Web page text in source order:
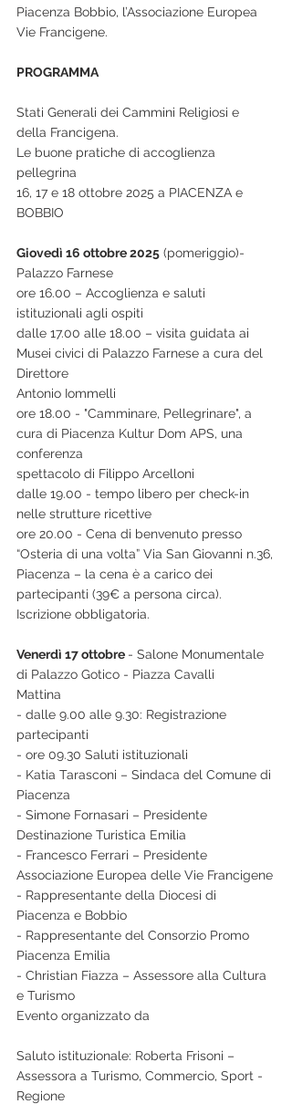
Piacenza Bobbio, l’Associazione Europea
Vie Francigene.
PROGRAMMA
Stati Generali dei Cammini Religiosi e
della Francigena.
Le buone pratiche di accoglienza
pellegrina
16, 17 e 18 ottobre 2025 a PIACENZA e
BOBBIO
Giovedì 16 ottobre 2025 (pomeriggio)-
Palazzo Farnese
ore 16.00 – Accoglienza e saluti
istituzionali agli ospiti
dalle 17.00 alle 18.00 – visita guidata ai
Musei civici di Palazzo Farnese a cura del
Direttore
Antonio Iommelli
ore 18.00 - "Camminare, Pellegrinare", a
cura di Piacenza Kultur Dom APS, una
conferenza
spettacolo di Filippo Arcelloni
dalle 19.00 - tempo libero per check-in
nelle strutture ricettive
ore 20.00 - Cena di benvenuto presso
“Osteria di una volta” Via San Giovanni n.36,
Piacenza – la cena è a carico dei
partecipanti (39€ a persona circa).
Iscrizione obbligatoria.
Venerdì 17 ottobre - Salone Monumentale
di Palazzo Gotico - Piazza Cavalli
Mattina
- dalle 9.00 alle 9.30: Registrazione
partecipanti
- ore 09.30 Saluti istituzionali
- Katia Tarasconi – Sindaca del Comune di
Piacenza
- Simone Fornasari – Presidente
Destinazione Turistica Emilia
- Francesco Ferrari – Presidente
Associazione Europea delle Vie Francigene
- Rappresentante della Diocesi di
Piacenza e Bobbio
- Rappresentante del Consorzio Promo
Piacenza Emilia
- Christian Fiazza – Assessore alla Cultura
e Turismo
Evento organizzato da
Saluto istituzionale: Roberta Frisoni –
Assessora a Turismo, Commercio, Sport -
Regione